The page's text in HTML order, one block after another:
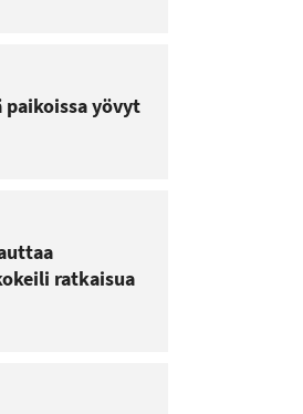
paikoissa yövyt
ratkaisua